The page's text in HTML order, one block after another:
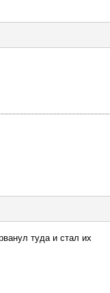
туда и стал их